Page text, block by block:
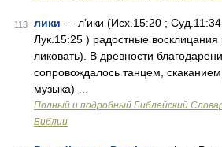
113 лики — л’ики (Исх.15:20 ;
Лук.15:25 ) радостные восклицания
ликовать). В древности
сопровождалось танцем,
музыка) …
Полный и подробный Библейский
Библии